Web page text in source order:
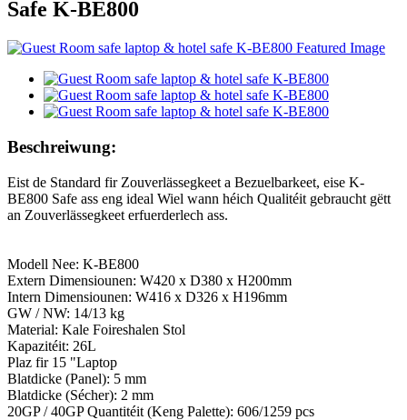
Safe K-BE800
Beschreiwung:
Eist de Standard fir Zouverlässegkeet a Bezuelbarkeet, eise K-
BE800 Safe ass eng ideal Wiel wann héich Qualitéit gebraucht gëtt
an Zouverlässegkeet erfuerderlech ass.
Modell Nee: K-BE800
Extern Dimensiounen: W420 x D380 x H200mm
Intern Dimensiounen: W416 x D326 x H196mm
GW / NW: 14/13 kg
Material: Kale Foireshalen Stol
Kapazitéit: 26L
Plaz fir 15 "Laptop
Blatdicke (Panel): 5 mm
Blatdicke (Sécher): 2 mm
20GP / 40GP Quantitéit (Keng Palette): 606/1259 pcs